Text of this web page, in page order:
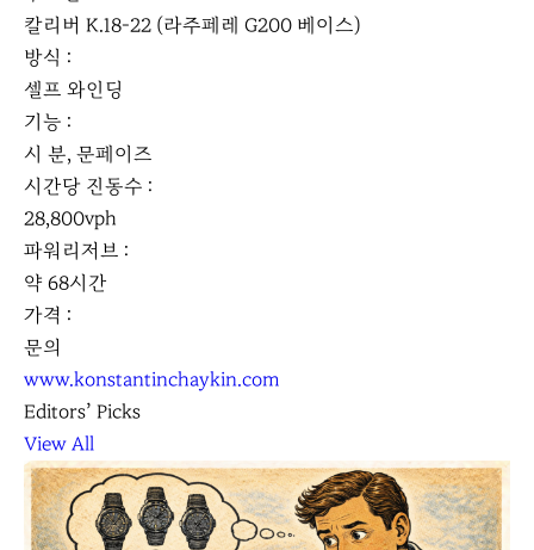
칼리버 K.18-22 (라주페레 G200 베이스)
방식 :
셀프 와인딩
기능 :
시 분, 문페이즈
시간당 진동수 :
28,800vph
파워리저브 :
약 68시간
가격 :
문의
www.konstantinchaykin.com
Editors’ Picks
View All